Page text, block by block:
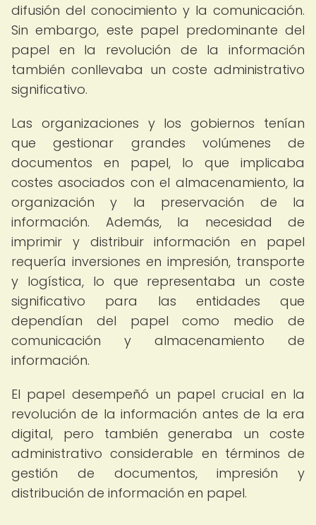
difusión del conocimiento y la comunicación.
Sin embargo, este papel predominante del
papel en la revolución de la información
también conllevaba un coste administrativo
significativo.
Las organizaciones y los gobiernos tenían
que gestionar grandes volúmenes de
documentos en papel, lo que implicaba
costes asociados con el almacenamiento, la
organización y la preservación de la
información. Además, la necesidad de
imprimir y distribuir información en papel
requería inversiones en impresión, transporte
y logística, lo que representaba un coste
significativo para las entidades que
dependían del papel como medio de
comunicación y almacenamiento de
información.
El papel desempeñó un papel crucial en la
revolución de la información antes de la era
digital, pero también generaba un coste
administrativo considerable en términos de
gestión de documentos, impresión y
distribución de información en papel.